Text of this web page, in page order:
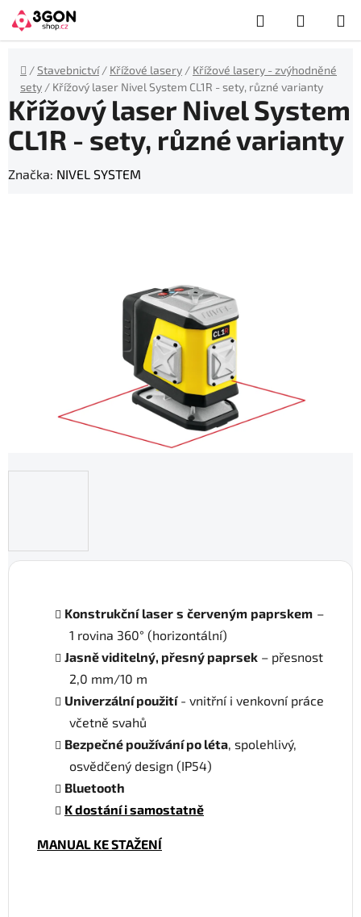
Přejít
na
obsah
Hledat
KOŠÍK
Domů
/Stavebnictví / Křížové lasery / Křížové lasery - zvýhodněné
sety / Křížový laser Nivel System CL1R - sety, různé varianty
Konstrukční laser s červeným paprskem –
1 rovina 360° (horizontální)
Jasně viditelný, přesný paprsek – přesnost
2,0 mm/10 m
Univerzální použití - vnitřní i venkovní práce
včetně svahů
Bezpečné používání po léta, spolehlivý,
osvědčený design (IP54)
Bluetooth
K dostání i samostatně
MANUAL KE STAŽENÍ
Křížový laser Nivel System
CL1R - sety, různé varianty
Značka: NIVEL SYSTEM